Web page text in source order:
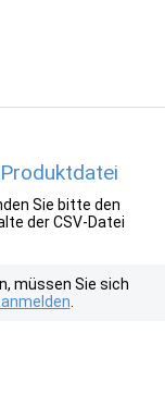
Sie bitte den
der CSV-Datei
müssen Sie sich